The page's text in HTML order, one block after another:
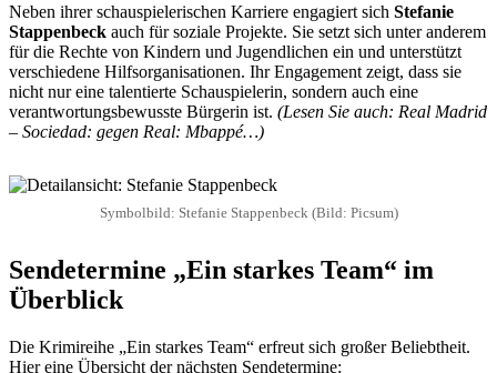
Neben ihrer schauspielerischen Karriere engagiert sich Stefanie
Stappenbeck auch für soziale Projekte. Sie setzt sich unter anderem
für die Rechte von Kindern und Jugendlichen ein und unterstützt
verschiedene Hilfsorganisationen. Ihr Engagement zeigt, dass sie
nicht nur eine talentierte Schauspielerin, sondern auch eine
verantwortungsbewusste Bürgerin ist. (Lesen Sie auch: Real Madrid
– Sociedad: gegen Real: Mbappé…)
Symbolbild: Stefanie Stappenbeck (Bild: Picsum)
Sendetermine „Ein starkes Team“ im
Überblick
Die Krimireihe „Ein starkes Team“ erfreut sich großer Beliebtheit.
Hier eine Übersicht der nächsten Sendetermine: